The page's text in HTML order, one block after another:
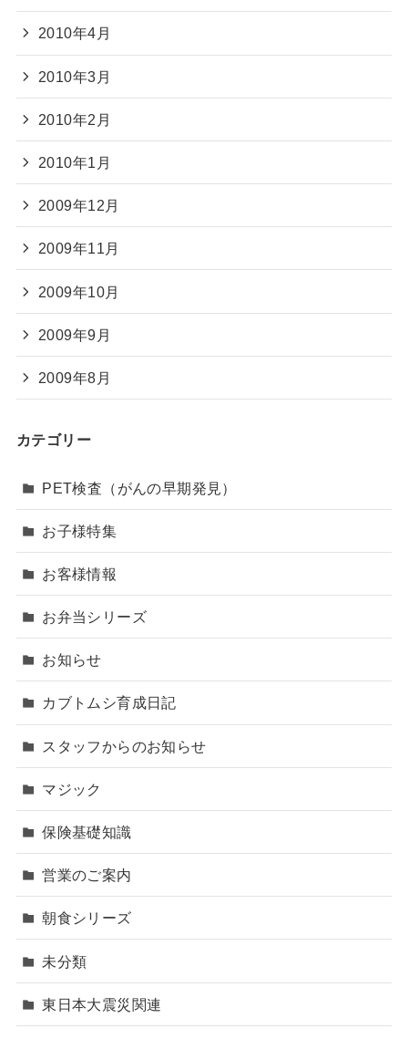
2010年4月
2010年3月
2010年2月
2010年1月
2009年12月
2009年11月
2009年10月
2009年9月
2009年8月
カテゴリー
PET検査（がんの早期発見）
お子様特集
お客様情報
お弁当シリーズ
お知らせ
カブトムシ育成日記
スタッフからのお知らせ
マジック
保険基礎知識
営業のご案内
朝食シリーズ
未分類
東日本大震災関連